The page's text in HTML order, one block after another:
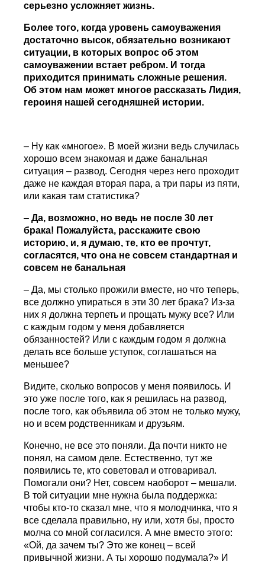
серьезно усложняет жизнь.
Более того, когда уровень самоуважения
достаточно высок, обязательно возникают
ситуации, в которых вопрос об этом
самоуважении встает ребром. И тогда
приходится принимать сложные решения.
Об этом нам может многое рассказать Лидия,
героиня нашей сегодняшней истории.
– Ну как «многое». В моей жизни ведь случилась
хорошо всем знакомая и даже банальная
ситуация – развод. Сегодня через него проходит
даже не каждая вторая пара, а три пары из пяти,
или какая там статистика?
–Да, возможно, но ведь не после 30 лет
брака! Пожалуйста, расскажите свою
историю, и, я думаю, те, кто ее прочтут,
согласятся, что она не совсем стандартная и
совсем не банальная
– Да, мы столько прожили вместе, но что теперь,
все должно упираться в эти 30 лет брака? Из-за
них я должна терпеть и прощать мужу все? Или
с каждым годом у меня добавляется
обязанностей? Или с каждым годом я должна
делать все больше уступок, соглашаться на
меньшее?
Видите, сколько вопросов у меня появилось. И
это уже после того, как я решилась на развод,
после того, как объявила об этом не только мужу,
но и всем родственникам и друзьям.
Конечно, не все это поняли. Да почти никто не
понял, на самом деле. Естественно, тут же
появились те, кто советовал и отговаривал.
Помогали они? Нет, совсем наоборот – мешали.
В той ситуации мне нужна была поддержка:
чтобы кто-то сказал мне, что я молодчинка, что я
все сделала правильно, ну или, хотя бы, просто
молча со мной согласился. А мне вместо этого:
«Ой, да зачем ты? Это же конец – всей
привычной жизни. А ты хорошо подумала?» И